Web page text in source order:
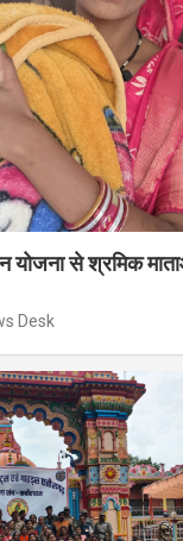
योजना से श्रमिक
Desk